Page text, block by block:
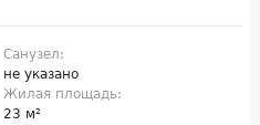
Санузел:
не указано
Жилая площадь:
23 м²